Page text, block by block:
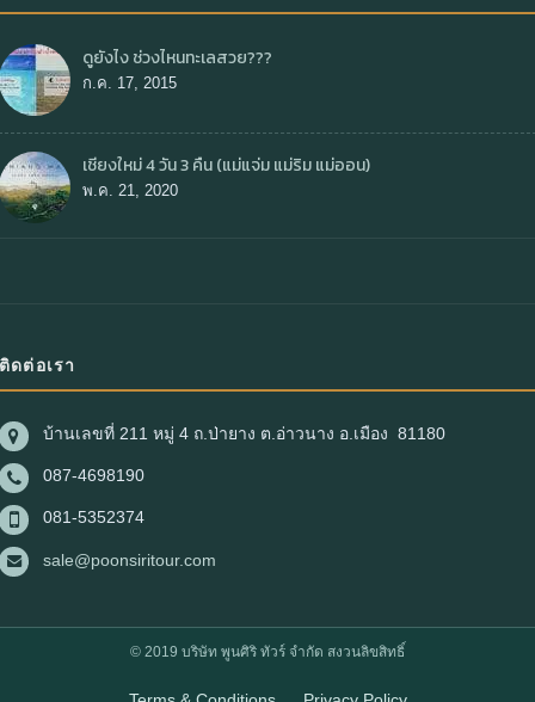
ดูยังไง ช่วงไหนทะเลสวย???
ก.ค. 17, 2015
เชียงใหม่ 4 วัน 3 คืน (แม่แจ่ม แม่ริม แม่ออน)
พ.ค. 21, 2020
ติดต่อเรา
บ้านเลขที่ 211 หมู่ 4 ถ.ป่ายาง ต.อ่าวนาง อ.เมือง 81180
087-4698190
081-5352374
sale@poonsiritour.com
© 2019 บริษัท พูนศิริ ทัวร์ จำกัด สงวนลิขสิทธิ์